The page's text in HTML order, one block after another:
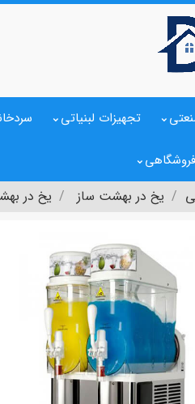
تجهیزات لبنیاتی
یخ در بهشت ساز یخ در